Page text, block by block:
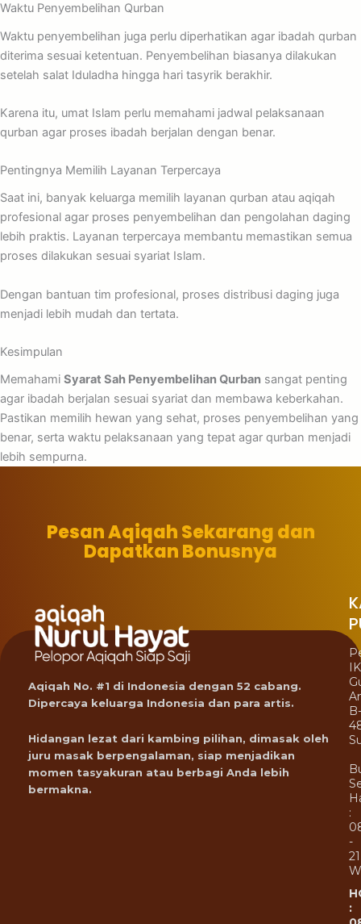
Waktu Penyembelihan Qurban
Waktu penyembelihan juga perlu diperhatikan agar ibadah qurban
diterima sesuai ketentuan. Penyembelihan biasanya dilakukan
setelah salat Iduladha hingga hari tasyrik berakhir.
Karena itu, umat Islam perlu memahami jadwal pelaksanaan
qurban agar proses ibadah berjalan dengan benar.
Pentingnya Memilih Layanan Terpercaya
Saat ini, banyak keluarga memilih layanan qurban atau aqiqah
profesional agar proses penyembelihan dan pengolahan daging
lebih praktis. Layanan terpercaya membantu memastikan semua
proses dilakukan sesuai syariat Islam.
Dengan bantuan tim profesional, proses distribusi daging juga
menjadi lebih mudah dan tertata.
Kesimpulan
Memahami Syarat Sah Penyembelihan Qurban sangat penting
agar ibadah berjalan sesuai syariat dan membawa keberkahan.
Pastikan memilih hewan yang sehat, proses penyembelihan yang
benar, serta waktu pelaksanaan yang tepat agar qurban menjadi
lebih sempurna.
Pesan Aqiqah Sekarang dan
Dapatkan Bonusnya
Aqiqah No. #1 di Indonesia dengan 52 cabang.
Dipercaya keluarga Indonesia dan para artis.
Hidangan lezat dari kambing pilihan, dimasak oleh
juru masak berpengalaman, siap menjadikan
momen tasyakuran atau berbagi Anda lebih
bermakna.
B-
:
-
: